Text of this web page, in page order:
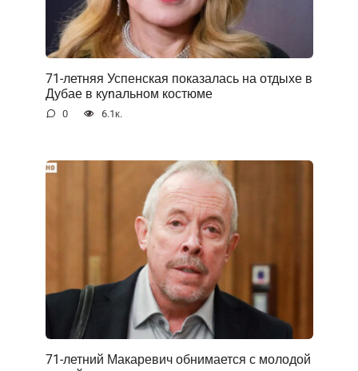
71-летняя Успенская показалась на отдыхе в
Дубае в куnальном костюме
0 6.1к.
71-летний Макаревич обнимается с молодой